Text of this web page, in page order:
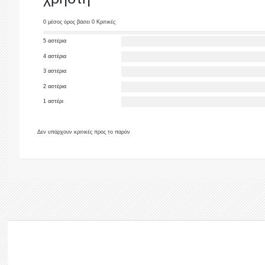
0 μέσος όρος βάσει 0 Κριτικές
5 αστέρια
4 αστέρια
3 αστέρια
2 αστέρια
1 αστέρι
Δεν υπάρχουν κριτικές προς το παρόν